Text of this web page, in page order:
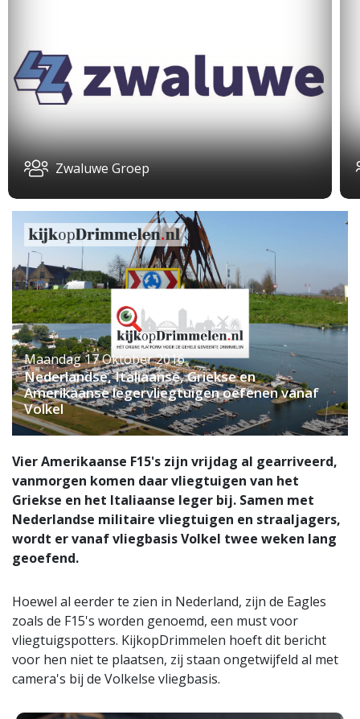
Zwaluwe Groep
Maandag 17 Oktober 2016
Nederlandse, Italiaanse, Griekse en
Amerikaanse legervliegtuigen oefenen vanaf
Volkel
Vier Amerikaanse F15's zijn vrijdag al gearriveerd,
vanmorgen komen daar vliegtuigen van het
Griekse en het Italiaanse leger bij. Samen met
Nederlandse militaire vliegtuigen en straaljagers,
wordt er vanaf vliegbasis Volkel twee weken lang
geoefend.
Hoewel al eerder te zien in Nederland, zijn de Eagles
zoals de F15's worden genoemd, een must voor
vliegtuigspotters. KijkopDrimmelen hoeft dit bericht
voor hen niet te plaatsen, zij staan ongetwijfeld al met
camera's bij de Volkelse vliegbasis.